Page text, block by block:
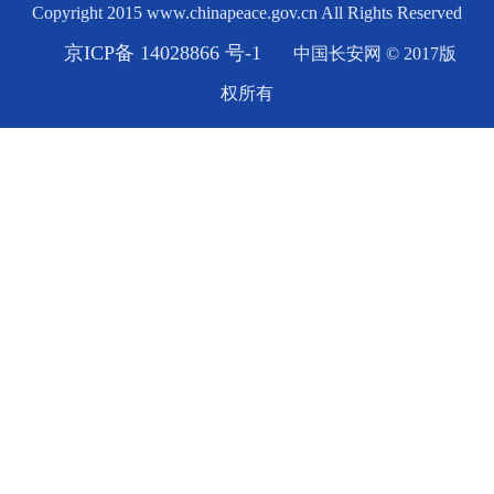
Copyright 2015 www.chinapeace.gov.cn All Rights Reserved
京ICP备 14028866 号-1 中国长安网 © 2017版
权所有